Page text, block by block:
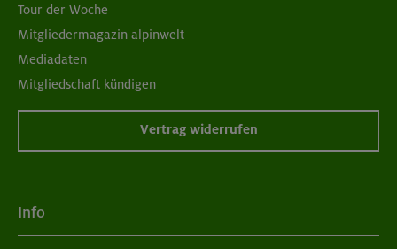
Tour der Woche
Mitgliedermagazin alpinwelt
Mediadaten
Mitgliedschaft kündigen
Vertrag widerrufen
Info